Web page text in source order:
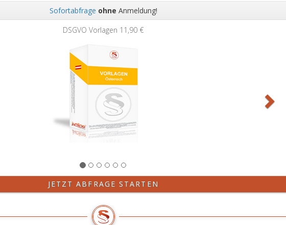
Sofortabfrage ohne Anmeldung!
DSGVO Vorlagen 11,90 €
JETZT ABFRAGE STARTEN